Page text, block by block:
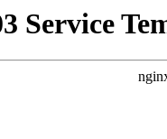
Service